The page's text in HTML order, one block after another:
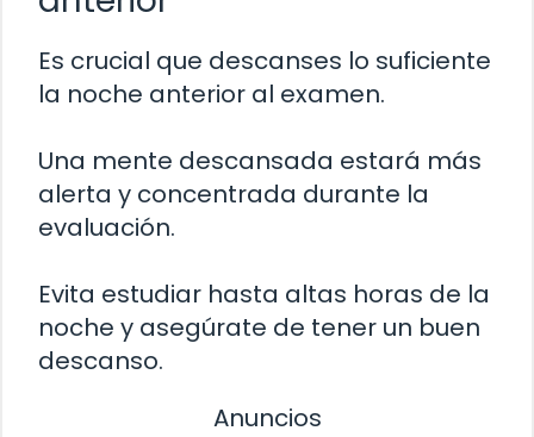
Es crucial que descanses lo suficiente
la noche anterior al examen.
Una mente descansada estará más
alerta y concentrada durante la
evaluación.
Evita estudiar hasta altas horas de la
noche y asegúrate de tener un buen
descanso.
Anuncios